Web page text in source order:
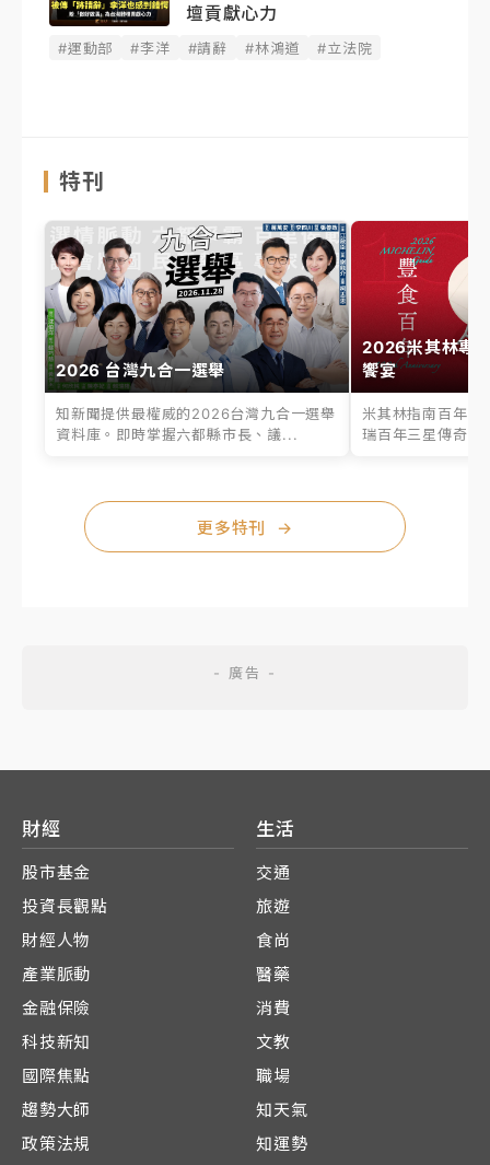
壇貢獻心力
#運動部 #李洋 #請辭 #林鴻道 #立法院
特刊
2026 台灣九合一選舉
知新聞提供最權威的2026台灣九合一選舉
資料庫。即時掌握六都縣市長、議...
2026米其林專
饗宴
米其林指南百年之
瑞百年三星傳奇、
更多特刊 →
財經
股市基金
投資長觀點
財經人物
產業脈動
金融保險
科技新知
國際焦點
趨勢大師
政策法規
生活
交通
旅遊
食尚
醫藥
消費
文教
職場
知天氣
知運勢